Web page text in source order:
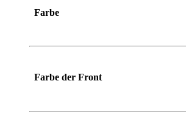
Farbe
Farbe der Front